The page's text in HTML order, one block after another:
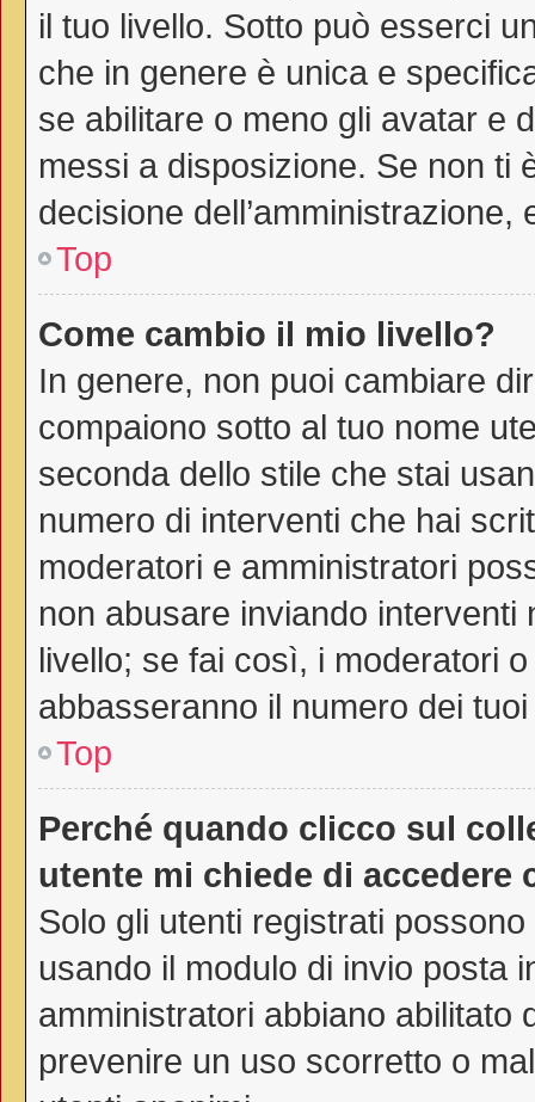
il tuo livello. Sotto può esserci
che in genere è unica e
se abilitare o meno gli avatar e
messi a disposizione. Se non ti
decisione
Top
Come cambio il mio livello?
In genere, non puoi cambiare
compaiono sotto al tuo nome
seconda dello stile che stai
numero di interventi che hai
moderatori e amministratori
non abusare inviando
livello; se fai così, i moderatori
abbasseranno il numero dei
Top
Perché quando clicco sul
utente mi chiede di accedere
Solo gli utenti registrati
usando il modulo di invio posta
amministratori abbiano abilitato
prevenire un uso scorretto o